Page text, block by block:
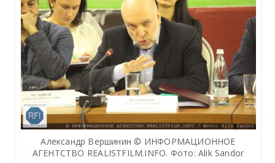
Александр Вершинин © ИНФОРМАЦИОННОЕ
АГЕНТСТВО REALISTFILM.INFO. Фото: Alik Sandor